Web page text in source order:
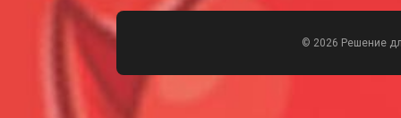
© 2026 Решение